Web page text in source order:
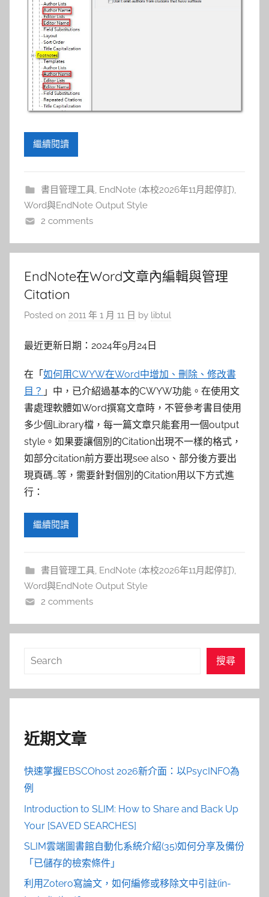
繼續閱讀
書目管理工具, EndNote (本校2026年11月起停訂),
Word與EndNote Output Style
2 comments
EndNote在Word文章內編輯與管理
Citation
Posted on 2011 年 1 月 11 日 by libtul
最近更新日期：2024年9月24日
在「如何用CWYW在Word中增加、刪除、修改書
目？ 」中，已介紹過基本的CWYW功能。在使用文
書處理軟體如Word撰寫文章時，不管參考書目使用
多少個Library檔，每一篇文章只能套用一個output
style。如果要讓個別的Citation出現不一樣的格式，
如部分citation前方要出現see also、部分後方要出
現頁碼…等，需要針對個別的Citation用以下方式進
行：
繼續閱讀
書目管理工具, EndNote (本校2026年11月起停訂),
Word與EndNote Output Style
2 comments
搜
搜尋
近期文章
快速掌握EBSCOhost 2026新介面：以PsycINFO為
例
Introduction to SLIM: How to Share and Back Up
Your [SAVED SEARCHES]
SLIM雲端圖書館自動化系統介紹(35)如何分享及備份
「已儲存的檢索條件」
利用Zotero寫論文，如何編修或移除文中引註(in-